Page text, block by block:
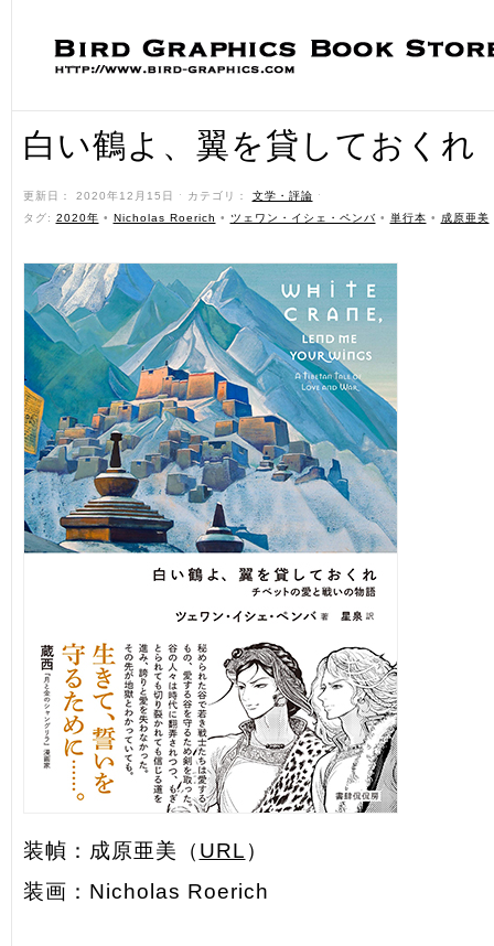
白い鶴よ、翼を貸しておくれ
更新日： 2020年12月15日 ˑ カテゴリ： 文学・評論 ˑ
タグ: 2020年 • Nicholas Roerich • ツェワン・イシェ・ペンバ • 単行本 • 成原亜美
装幀：成原亜美（ URL ）
装画：Nicholas Roerich